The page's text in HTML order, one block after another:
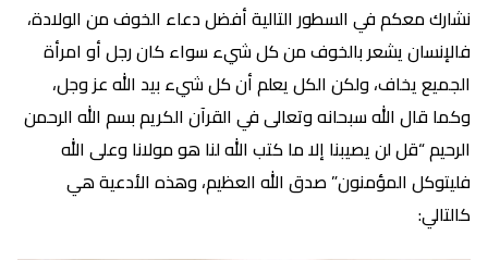
نشارك معكم في السطور التالية أفضل دعاء الخوف من الولادة،
فالإنسان يشعر بالخوف من كل شيء سواء كان رجل أو امرأة
الجميع يخاف، ولكن الكل يعلم أن كل شيء بيد الله عز وجل،
وكما قال الله سبحانه وتعالى في القرآن الكريم بسم الله الرحمن
الرحيم “قل لن يصيبنا إلا ما كتب الله لنا هو مولانا وعلى الله
فليتوكل المؤمنون” صدق الله العظيم، وهذه الأدعية هي
كالتالي: